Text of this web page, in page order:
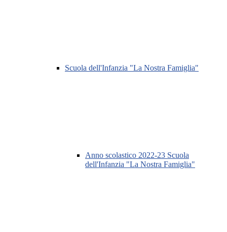
Scuola dell'Infanzia "La Nostra Famiglia"
Anno scolastico 2022-23 Scuola
dell'Infanzia "La Nostra Famiglia"